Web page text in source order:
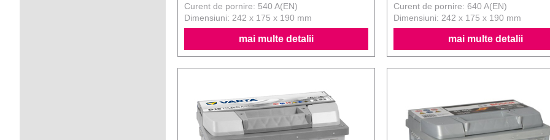
Curent de pornire: 540 A(EN)
Dimensiuni: 242 x 175 x 190 mm
mai multe detalii
Curent de pornire: 640 A(EN)
Dimensiuni: 242 x 175 x 190 mm
mai multe detalii